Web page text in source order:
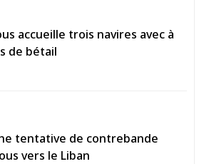
accueille trois navires avec à
de bétail
tentative de contrebande
vers le Liban